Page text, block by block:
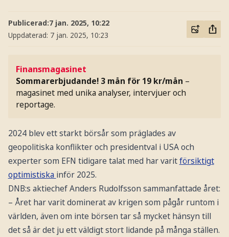
Publicerad:7 jan. 2025, 10:22
Uppdaterad: 7 jan. 2025, 10:23
Finansmagasinet
Sommarerbjudande! 3 mån för 19 kr/mån –
magasinet med unika analyser, intervjuer och
reportage.
2024 blev ett starkt börsår som präglades av
geopolitiska konflikter och presidentval i USA och
experter som EFN tidigare talat med har varitförsiktigt
optimistiska inför 2025.
DNB:s aktiechef Anders Rudolfsson sammanfattade året:
– Året har varit dominerat av krigen som pågår runtom i
världen, även om inte börsen tar så mycket hänsyn till
det så är det ju ett väldigt stort lidande på många ställen.